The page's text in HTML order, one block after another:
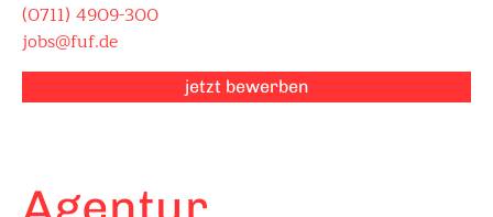
(0711) 4909-300
jobs@fuf.de
jetzt bewerben